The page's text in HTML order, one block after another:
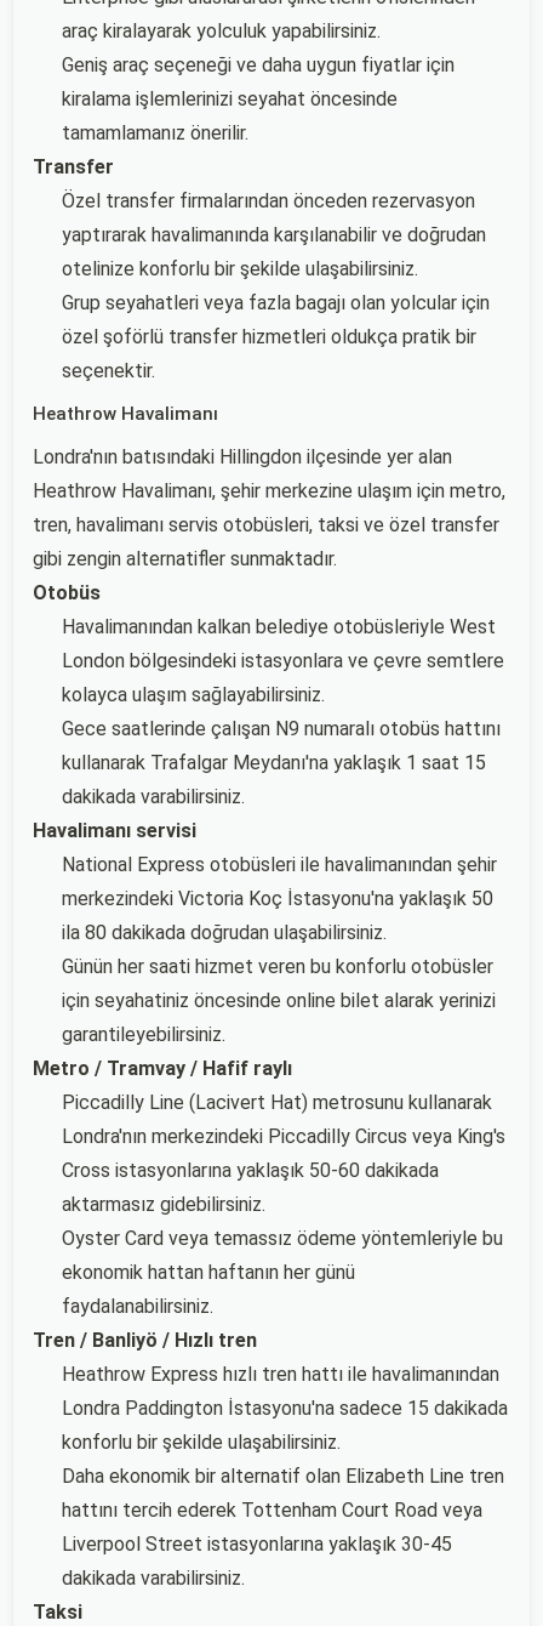
araç kiralayarak yolculuk yapabilirsiniz.
Geniş araç seçeneği ve daha uygun fiyatlar için
kiralama işlemlerinizi seyahat öncesinde
tamamlamanız önerilir.
Transfer
Özel transfer firmalarından önceden rezervasyon
yaptırarak havalimanında karşılanabilir ve doğrudan
otelinize konforlu bir şekilde ulaşabilirsiniz.
Grup seyahatleri veya fazla bagajı olan yolcular için
özel şoförlü transfer hizmetleri oldukça pratik bir
seçenektir.
Heathrow Havalimanı
Londra'nın batısındaki Hillingdon ilçesinde yer alan
Heathrow Havalimanı, şehir merkezine ulaşım için metro,
tren, havalimanı servis otobüsleri, taksi ve özel transfer
gibi zengin alternatifler sunmaktadır.
Otobüs
Havalimanından kalkan belediye otobüsleriyle West
London bölgesindeki istasyonlara ve çevre semtlere
kolayca ulaşım sağlayabilirsiniz.
Gece saatlerinde çalışan N9 numaralı otobüs hattını
kullanarak Trafalgar Meydanı'na yaklaşık 1 saat 15
dakikada varabilirsiniz.
Havalimanı servisi
National Express otobüsleri ile havalimanından şehir
merkezindeki Victoria Koç İstasyonu'na yaklaşık 50
ila 80 dakikada doğrudan ulaşabilirsiniz.
Günün her saati hizmet veren bu konforlu otobüsler
için seyahatiniz öncesinde online bilet alarak yerinizi
garantileyebilirsiniz.
Metro / Tramvay / Hafif raylı
Piccadilly Line (Lacivert Hat) metrosunu kullanarak
Londra'nın merkezindeki Piccadilly Circus veya King's
Cross istasyonlarına yaklaşık 50-60 dakikada
aktarmasız gidebilirsiniz.
Oyster Card veya temassız ödeme yöntemleriyle bu
ekonomik hattan haftanın her günü
faydalanabilirsiniz.
Tren / Banliyö / Hızlı tren
Heathrow Express hızlı tren hattı ile havalimanından
Londra Paddington İstasyonu'na sadece 15 dakikada
konforlu bir şekilde ulaşabilirsiniz.
Daha ekonomik bir alternatif olan Elizabeth Line tren
hattını tercih ederek Tottenham Court Road veya
Liverpool Street istasyonlarına yaklaşık 30-45
dakikada varabilirsiniz.
Taksi